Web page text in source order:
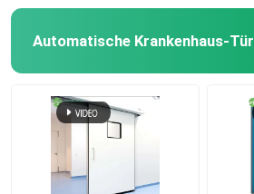
Produkte
Über uns
Fabrik-Ausflug
Qualitätskontrolle
Automatische Krankenhaus-Tür